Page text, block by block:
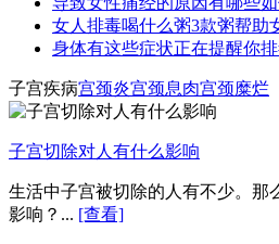
女人排毒喝什么粥3款粥帮助
身体有这些症状正在提醒你
子宫疾病宫颈炎宫颈息肉宫颈糜烂
子宫切除对人有什么影响
生活中子宫被切除的人有不少。那
影响？... [查看]